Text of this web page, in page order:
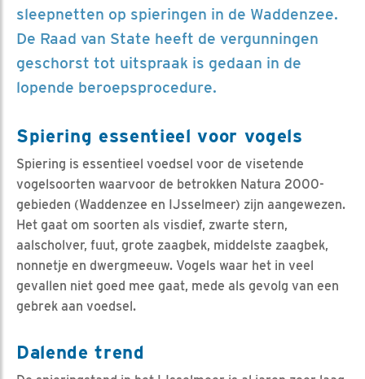
sleepnetten op spieringen in de Waddenzee.
De Raad van State heeft de vergunningen
geschorst tot uitspraak is gedaan in de
lopende beroepsprocedure.
Spiering essentieel voor vogels
Spiering is essentieel voedsel voor de visetende
vogelsoorten waarvoor de betrokken Natura 2000-
gebieden (Waddenzee en IJsselmeer) zijn aangewezen.
Het gaat om soorten als visdief, zwarte stern,
aalscholver, fuut, grote zaagbek, middelste zaagbek,
nonnetje en dwergmeeuw. Vogels waar het in veel
gevallen niet goed mee gaat, mede als gevolg van een
gebrek aan voedsel.
Dalende trend